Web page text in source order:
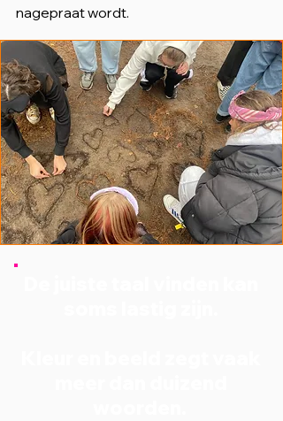
nagepraat wordt.